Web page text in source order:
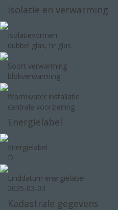
Isolatie en verwarming
Isolatievormen
dubbel glas, hr glas
Soort verwarming
blokverwarming
Warmwater installatie
centrale voorziening
Energielabel
Energielabel
D
Einddatum energielabel
2035-03-03
Kadastrale gegevens